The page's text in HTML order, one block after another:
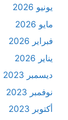
يونيو 2026
مايو 2026
فبراير 2026
يناير 2026
ديسمبر 2023
نوفمبر 2023
أكتوبر 2023